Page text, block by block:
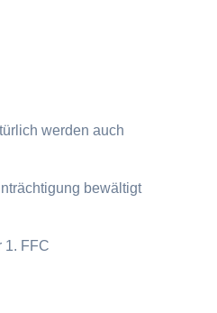
werden auch
bewältigt
1. FFC